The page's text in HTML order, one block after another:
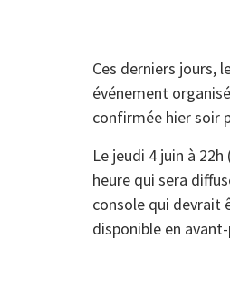
Ces derniers jours,
événement
confirmée hier soir
Le jeudi 4 juin à
heure qui sera
console qui devrait
disponible en